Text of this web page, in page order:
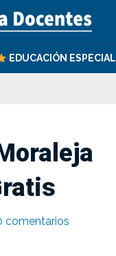
EDUCACIÓN ESPECIAL
comentarios